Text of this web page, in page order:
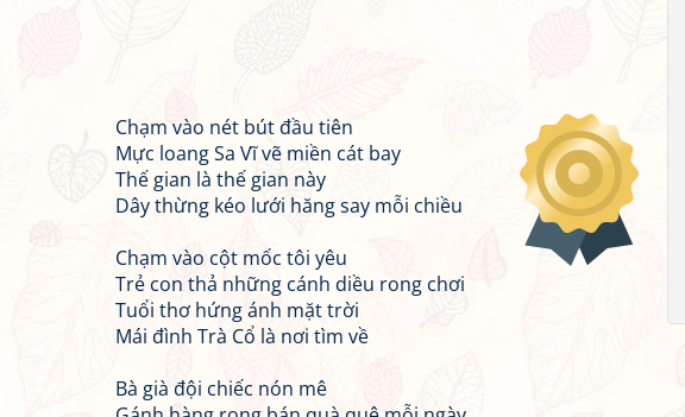
Chạm vào nét bút đầu tiên
Mực loang Sa Vĩ vẽ miền cát bay
Thế gian là thế gian này
Dây thừng kéo lưới hăng say mỗi chiều
Chạm vào cột mốc tôi yêu
Trẻ con thả những cánh diều rong chơi
Tuổi thơ hứng ánh mặt trời
Mái đình Trà Cổ là nơi tìm về
Bà già đội chiếc nón mê